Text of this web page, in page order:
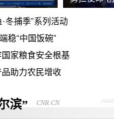
利银河A7被售抵押车，车辆
拖走，钱车两空，吉利总部
区烂尾楼
元
冬捕季”系列活动
稳“中国饭碗”
家粮食安全根基
助力农民增收
滨” CNR.CN